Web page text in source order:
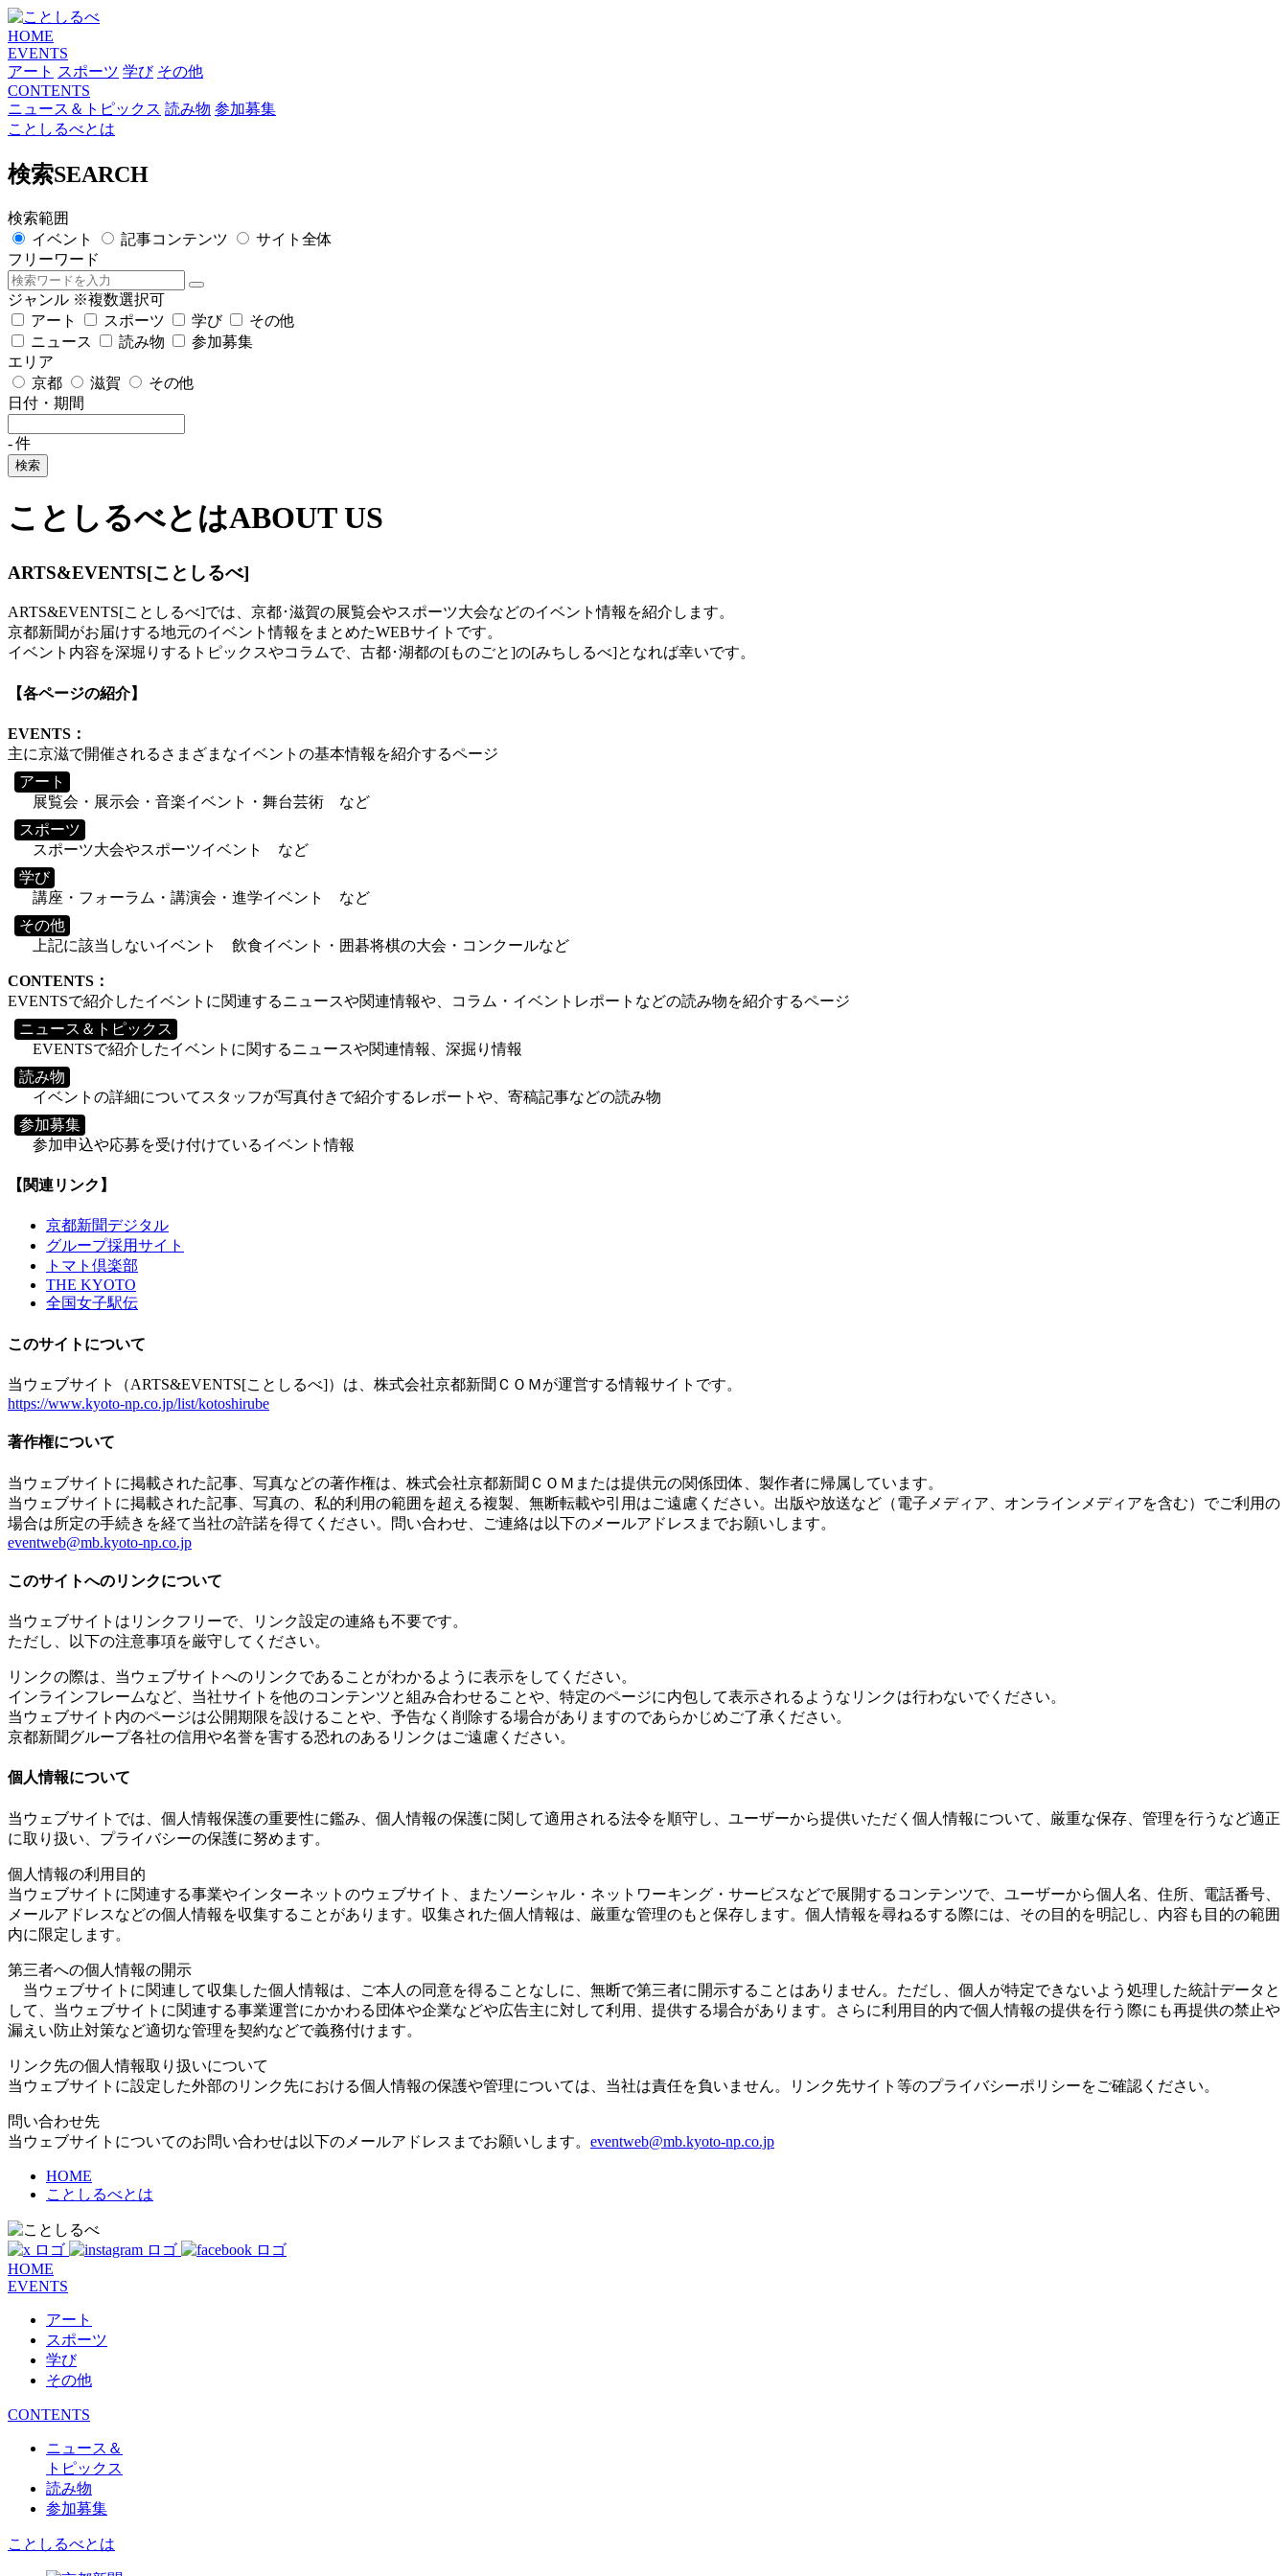
HOME
EVENTS
アート スポーツ 学び その他
CONTENTS
ニュース＆トピックス 読み物 参加募集
ことしるべとは
検索SEARCH
検索範囲
イベント
記事コンテンツ
サイト全体
フリーワード
ジャンル ※複数選択可
アート
スポーツ 学び
その他
ニュース
読み物
参加募集
エリア
京都
滋賀
その他
日付・期間
- 件
検索
ことしるべとはABOUT US
ARTS&EVENTS[ことしるべ]
ARTS&EVENTS[ことしるべ]では、京都･滋賀の展覧会やスポーツ大会などのイベント情報を紹介します。
京都新聞がお届けする地元のイベント情報をまとめたWEBサイトです。
イベント内容を深堀りするトピックスやコラムで、古都･湖都の[ものごと]の[みちしるべ]となれば幸いです。
【各ページの紹介】
EVENTS：
主に京滋で開催されるさまざまなイベントの基本情報を紹介するページ
アート
展覧会・展示会・音楽イベント・舞台芸術 など
スポーツ
スポーツ大会やスポーツイベント など
学び
講座・フォーラム・講演会・進学イベント など
その他
上記に該当しないイベント 飲食イベント・囲碁将棋の大会・コンクールなど
CONTENTS：
EVENTSで紹介したイベントに関連するニュースや関連情報や、コラム・イベントレポートなどの読み物を紹介するページ
ニュース＆トピックス
EVENTSで紹介したイベントに関するニュースや関連情報、深掘り情報
読み物
イベントの詳細についてスタッフが写真付きで紹介するレポートや、寄稿記事などの読み物
参加募集
参加申込や応募を受け付けているイベント情報
【関連リンク】
京都新聞デジタル
グループ採用サイト
トマト倶楽部
THE KYOTO
全国女子駅伝
このサイトについて
当ウェブサイト（ARTS&EVENTS[ことしるべ]）は、株式会社京都新聞ＣＯＭが運営する情報サイトです。
https://www.kyoto-np.co.jp/list/kotoshirube
著作権について
当ウェブサイトに掲載された記事、写真などの著作権は、株式会社京都新聞ＣＯＭまたは提供元の関係団体、製作者に帰属しています。
当ウェブサイトに掲載された記事、写真の、私的利用の範囲を超える複製、無断転載や引用はご遠慮ください。出版や放送など（電子メディア、オンラインメディアを含む）でご利用の
場合は所定の手続きを経て当社の許諾を得てください。問い合わせ、ご連絡は以下のメールアドレスまでお願いします。
eventweb@mb.kyoto-np.co.jp
このサイトへのリンクについて
当ウェブサイトはリンクフリーで、リンク設定の連絡も不要です。
ただし、以下の注意事項を厳守してください。
リンクの際は、当ウェブサイトへのリンクであることがわかるように表示をしてください。
インラインフレームなど、当社サイトを他のコンテンツと組み合わせることや、特定のページに内包して表示されるようなリンクは行わないでください。
当ウェブサイト内のページは公開期限を設けることや、予告なく削除する場合がありますのであらかじめご了承ください。
京都新聞グループ各社の信用や名誉を害する恐れのあるリンクはご遠慮ください。
個人情報について
当ウェブサイトでは、個人情報保護の重要性に鑑み、個人情報の保護に関して適用される法令を順守し、ユーザーから提供いただく個人情報について、厳重な保存、管理を行うなど適正
に取り扱い、プライバシーの保護に努めます。
個人情報の利用目的
当ウェブサイトに関連する事業やインターネットのウェブサイト、またソーシャル・ネットワーキング・サービスなどで展開するコンテンツで、ユーザーから個人名、住所、電話番号、
メールアドレスなどの個人情報を収集することがあります。収集された個人情報は、厳重な管理のもと保存します。個人情報を尋ねるする際には、その目的を明記し、内容も目的の範囲
内に限定します。
第三者への個人情報の開示
当ウェブサイトに関連して収集した個人情報は、ご本人の同意を得ることなしに、無断で第三者に開示することはありません。ただし、個人が特定できないよう処理した統計データと
して、当ウェブサイトに関連する事業運営にかかわる団体や企業などや広告主に対して利用、提供する場合があります。さらに利用目的内で個人情報の提供を行う際にも再提供の禁止や
漏えい防止対策など適切な管理を契約などで義務付けます。
リンク先の個人情報取り扱いについて
当ウェブサイトに設定した外部のリンク先における個人情報の保護や管理については、当社は責任を負いません。リンク先サイト等のプライバシーポリシーをご確認ください。
問い合わせ先
当ウェブサイトについてのお問い合わせは以下のメールアドレスまでお願いします。 eventweb@mb.kyoto-np.co.jp
HOME
ことしるべとは
HOME
EVENTS
アート
スポーツ
学び
その他
CONTENTS
ニュース＆
トピックス
読み物
参加募集
ことしるべとは